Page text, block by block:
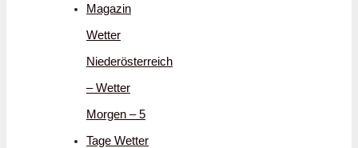
Magazin
Wetter
Niederösterreich
– Wetter
Morgen – 5
Tage Wetter